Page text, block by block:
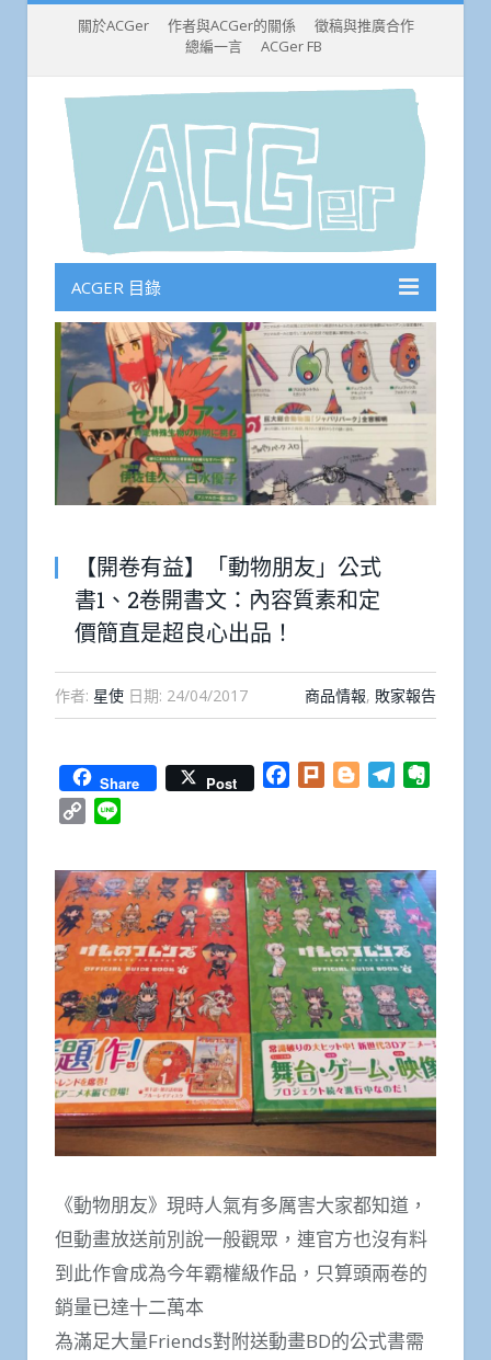
關於ACGer 作者與ACGer的關係
徵稿與推廣合作
總編一言
ACGer FB
ACGER 目錄
【開卷有益】「動物朋友」公式
書1、2卷開書文：內容質素和定
價簡直是超良心出品！
作者: 星使 日期: 24/04/2017 商品情報, 敗家報告
Share Post Facebook
Plurk BloggerTelegram
Copy
《動物朋友》現時人氣有多厲害大家都知道，
但動畫放送前別說一般觀眾，連官方也沒有料
到此作會成為今年霸權級作品，只算頭兩卷的
銷量已達十二萬本
為滿足大量Friends對附送動畫BD的公式書需